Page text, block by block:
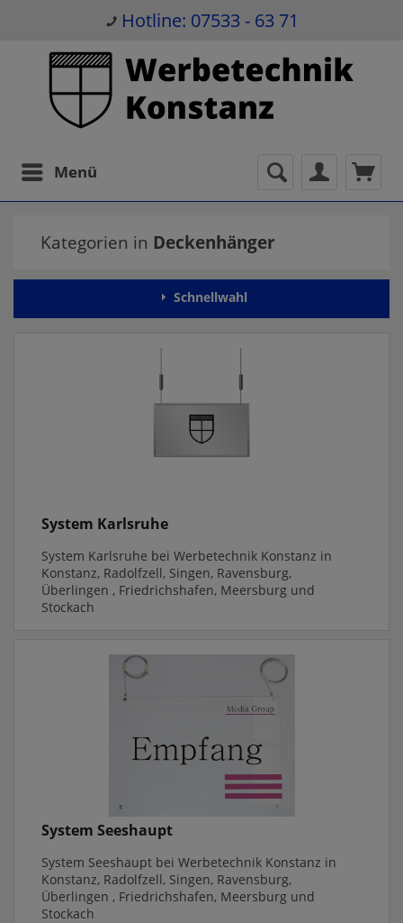
Hotline: 07533 - 63 71
Menü
Kategorien in Deckenhänger
Schnellwahl
System Karlsruhe
System Karlsruhe bei Werbetechnik Konstanz in
Konstanz, Radolfzell, Singen, Ravensburg,
Überlingen , Friedrichshafen, Meersburg und
Stockach
System Seeshaupt
System Seeshaupt bei Werbetechnik Konstanz in
Konstanz, Radolfzell, Singen, Ravensburg,
Überlingen , Friedrichshafen, Meersburg und
Stockach